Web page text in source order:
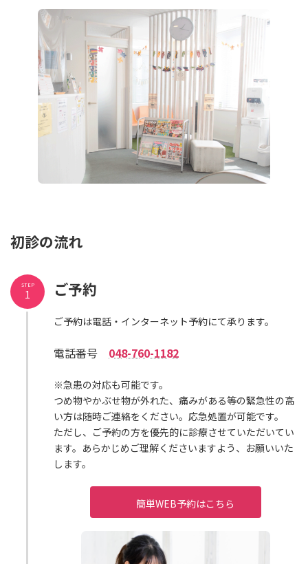
初診の流れ
ご予約
ご予約は電話・インターネット予約にて承ります。
電話番号 048-760-1182
※急患の対応も可能です。
つめ物やかぶせ物が外れた、痛みがある等の緊急性の高
い方は随時ご連絡をください。応急処置が可能です。
ただし、ご予約の方を優先的に診療させていただいてい
ます。あらかじめご理解くださいますよう、お願いいた
します。
簡単WEB予約はこちら
STEP
1